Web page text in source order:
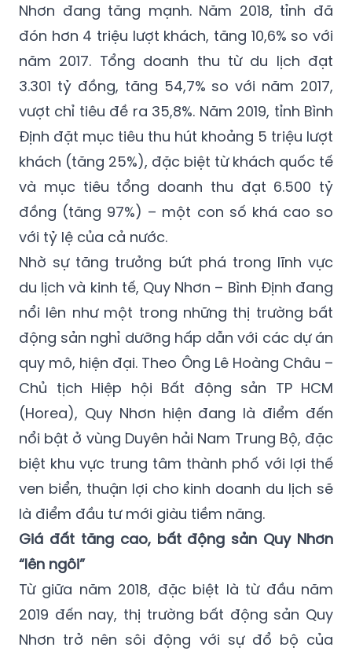
Nhơn đang tăng mạnh. Năm 2018, tỉnh đã
đón hơn 4 triệu lượt khách, tăng 10,6% so với
năm 2017. Tổng doanh thu từ du lịch đạt
3.301 tỷ đồng, tăng 54,7% so với năm 2017,
vượt chỉ tiêu đề ra 35,8%. Năm 2019, tỉnh Bình
Định đặt mục tiêu thu hút khoảng 5 triệu lượt
khách (tăng 25%), đặc biệt từ khách quốc tế
và mục tiêu tổng doanh thu đạt 6.500 tỷ
đồng (tăng 97%) – một con số khá cao so
với tỷ lệ của cả nước.
Nhờ sự tăng trưởng bứt phá trong lĩnh vực
du lịch và kinh tế, Quy Nhơn – Bình Định đang
nổi lên như một trong những thị trường bất
động sản nghỉ dưỡng hấp dẫn với các dự án
quy mô, hiện đại. Theo Ông Lê Hoàng Châu –
Chủ tịch Hiệp hội Bất động sản TP HCM
(Horea), Quy Nhơn hiện đang là điểm đến
nổi bật ở vùng Duyên hải Nam Trung Bộ, đặc
biệt khu vực trung tâm thành phố với lợi thế
ven biển, thuận lợi cho kinh doanh du lịch sẽ
là điểm đầu tư mới giàu tiềm năng.
Giá đất tăng cao, bất động sản Quy Nhơn
“lên ngôi”
Từ giữa năm 2018, đặc biệt là từ đầu năm
2019 đến nay, thị trường bất động sản Quy
Nhơn trở nên sôi động với sự đổ bộ của